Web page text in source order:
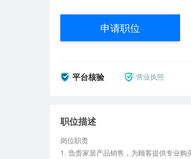
申请职位
平台核验 营业执照
职位描述
岗位职责
1. 负责家居产品销售，为顾客提供专业购